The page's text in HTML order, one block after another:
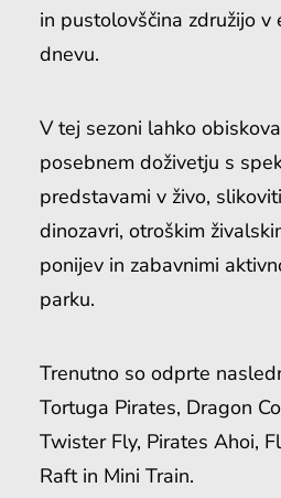
in pustolovščina združijo v
dnevu.
V tej sezoni lahko
posebnem doživetju s
predstavami v živo,
dinozavri, otroškim
ponijev in zabavnimi
parku.
Trenutno so odprte
Tortuga Pirates, Dragon
Twister Fly, Pirates Ahoi,
Raft in Mini Train.